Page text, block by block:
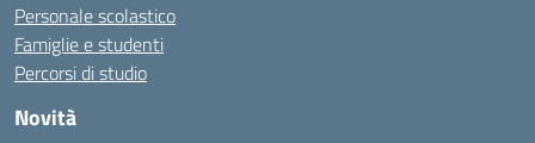
Personale scolastico
Famiglie e studenti
Percorsi di studio
Novità